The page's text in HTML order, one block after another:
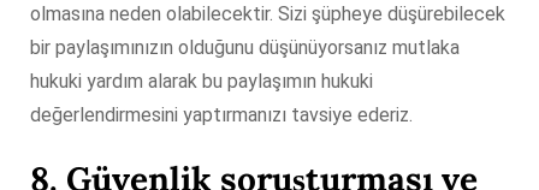
olmasına neden olabilecektir. Sizi şüpheye düşürebilecek
bir paylaşımınızın olduğunu düşünüyorsanız mutlaka
hukuki yardım alarak bu paylaşımın hukuki
değerlendirmesini yaptırmanızı tavsiye ederiz.
8. Güvenlik soruşturması ve